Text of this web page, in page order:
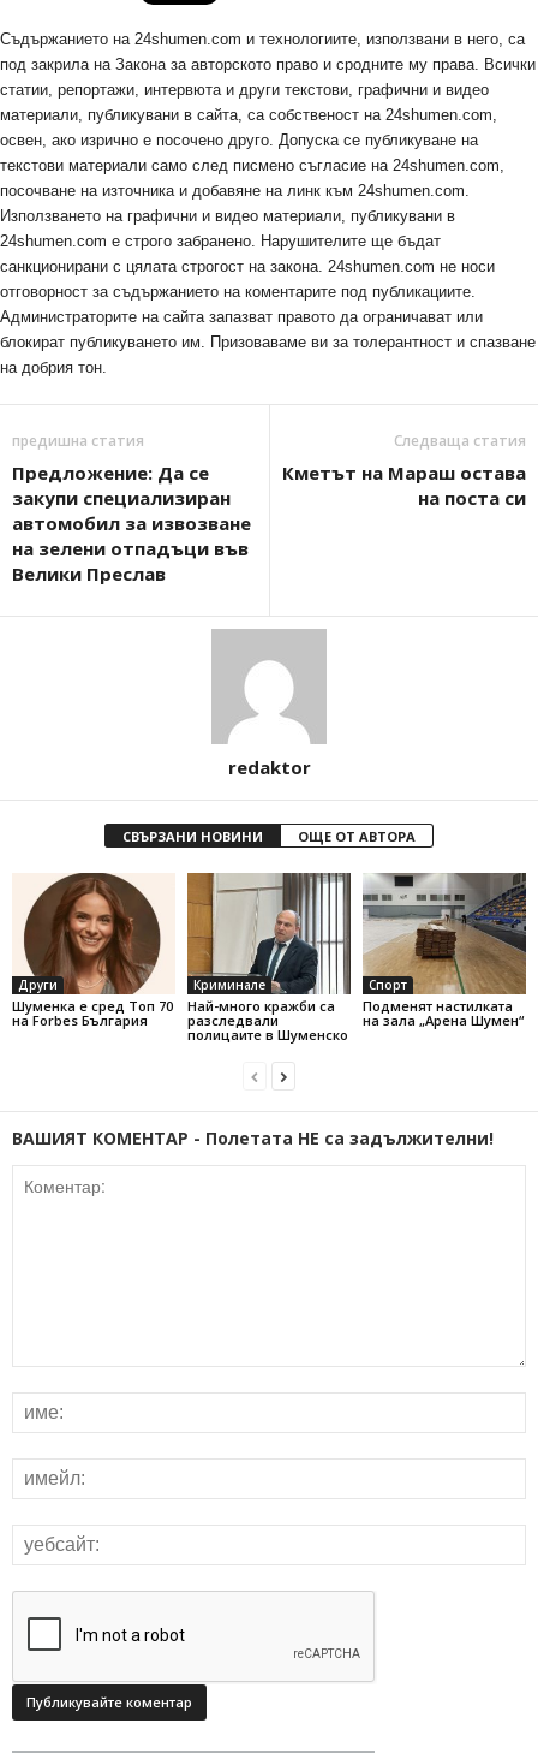
Съдържанието на 24shumen.com и технологиите, използвани в него, са
под закрила на Закона за авторското право и сродните му права. Всички
статии, репортажи, интервюта и други текстови, графични и видео
материали, публикувани в сайта, са собственост на 24shumen.com,
освен, ако изрично е посочено друго. Допуска се публикуване на
текстови материали само след писмено съгласие на 24shumen.com,
посочване на източника и добавяне на линк към 24shumen.com.
Използването на графични и видео материали, публикувани в
24shumen.com е строго забранено. Нарушителите ще бъдат
санкционирани с цялата строгост на закона. 24shumen.com не носи
отговорност за съдържанието на коментарите под публикациите.
Администраторите на сайта запазват правото да ограничават или
блокират публикуването им. Призоваваме ви за толерантност и спазване
на добрия тон.
предишна статия
Предложение: Да се
закупи специализиран
автомобил за извозване
на зелени отпадъци във
Велики Преслав
Следваща статия
Кметът на Мараш остава
на поста си
redaktor
СВЪРЗАНИ НОВИНИ ОЩЕ ОТ АВТОРА
Други
Шуменка е сред Топ 70
на Forbes България
Криминале
Най-много кражби са
разследвали
полицаите в Шуменско
Спорт
Подменят настилката
на зала „Арена Шумен“
ВАШИЯТ КОМЕНТАР - Полетата НЕ са задължителни!